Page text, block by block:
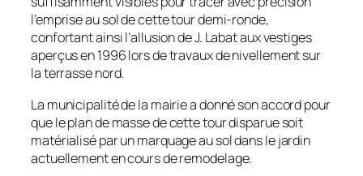
l’emprise au sol de cette tour demi-ronde,
confortant ainsi l’allusion de J. Labat aux vestiges
aperçus en 1996 lors de travaux de nivellement sur
la terrasse nord.
La municipalité de la mairie a donné son accord pour
que le plan de masse de cette tour disparue soit
matérialisé par un marquage au sol dans le jardin
actuellement en cours de remodelage.